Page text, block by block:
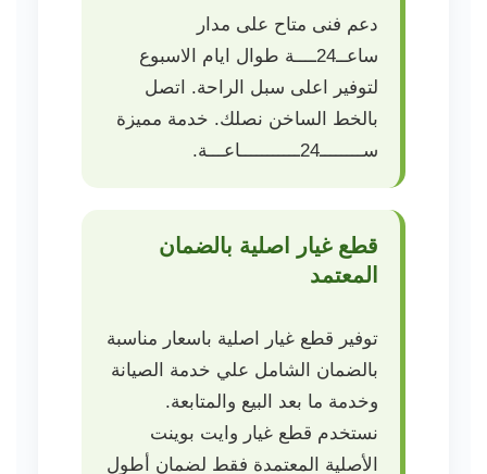
دعم فنى متاح على مدار
ساعــ24ــــة طوال ايام الاسبوع
لتوفير اعلى سبل الراحة. اتصل
بالخط الساخن نصلك. خدمة مميزة
ســــــــ24ـــــــــــاعـــة.
قطع غيار اصلية بالضمان
المعتمد
توفير قطع غيار اصلية باسعار مناسبة
بالضمان الشامل علي خدمة الصيانة
وخدمة ما بعد البيع والمتابعة.
نستخدم قطع غيار وايت بوينت
الأصلية المعتمدة فقط لضمان أطول